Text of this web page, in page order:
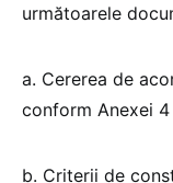
următoarele
a. Cererea de
conform Anexei
b. Criterii de